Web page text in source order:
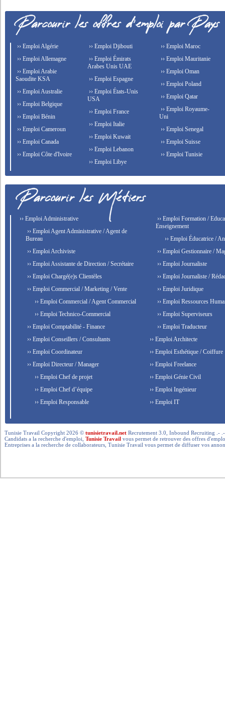
›› Emploi Algérie
›› Emploi Allemagne
›› Emploi Arabie
Saoudite KSA
›› Emploi Australie
›› Emploi Belgique
›› Emploi Bénin
›› Emploi Cameroun
›› Emploi Canada
›› Emploi Côte d'Ivoire
›› Emploi Djibouti
›› Emploi Émirats
Arabes Unis UAE
›› Emploi Espagne
›› Emploi États-Unis
USA
›› Emploi France
›› Emploi Italie
›› Emploi Kuwait
›› Emploi Lebanon
›› Emploi Libye
›› Emploi Maroc
›› Emploi Mauritanie
›› Emploi Oman
›› Emploi Poland
›› Emploi Qatar
›› Emploi Royaume-
Uni
›› Emploi Senegal
›› Emploi Suisse
›› Emploi Tunisie
›› Emploi Administrative
›› Emploi Agent Administrative / Agent de
Bureau
›› Emploi Archiviste
›› Emploi Assistante de Direction / Secrétaire
›› Emploi Chargé(e)s Clientèles
›› Emploi Commercial / Marketing / Vente
›› Emploi Commercial / Agent Commercial
›› Emploi Technico-Commercial
›› Emploi Comptabilité - Finance
›› Emploi Conseillers / Consultants
›› Emploi Coordinateur
›› Emploi Directeur / Manager
›› Emploi Chef de projet
›› Emploi Chef d’équipe
›› Emploi Responsable
›› Emploi Formation /
Enseignement
›› Emploi Éducatrice /
›› Emploi Gestionnaire /
›› Emploi Journaliste
›› Emploi Journaliste /
›› Emploi Juridique
›› Emploi Ressources
›› Emploi Superviseurs
›› Emploi Traducteur
›› Emploi Architecte
›› Emploi Esthétique / Coiffure
›› Emploi Freelance
›› Emploi Génie Civil
›› Emploi Ingénieur
›› Emploi IT
Tunisie Travail Copyright 2026 ©tunisietravail.net Recrutement 3.0, Inbound Recruiting .-
Candidats a la recherche d'emploi,Tunisie Travail vous permet de retrouver des offres
Entreprises a la recherche de collaborateurs, Tunisie Travail vous permet de diffuser vos